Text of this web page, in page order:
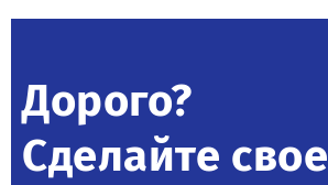
Дорого?
Сделайте свое